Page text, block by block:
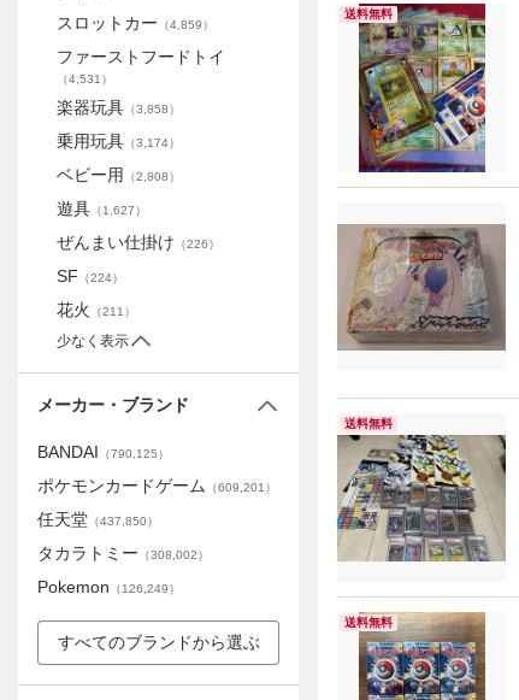
送料無料
送料無料
送料無料
スロットカー （4,859）
ファーストフードトイ
（4,531 ）
楽器玩具 （3,858）
乗用玩具 （3,174）
ベビー用 （2,808）
遊具 （1,627）
ぜんまい仕掛け （226）
SF （224）
花火 （211 ）
少なく表示
メーカー・ブランド
BANDAI （790,125）
ポケモンカードゲーム （609,201 ）
任天堂 （437,850）
タカラトミー （308,002）
Pokemon （126,249）
すべてのブランドから選ぶ